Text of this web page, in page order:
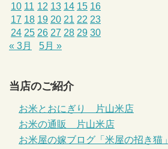
10 11 12 13 14 15 16
17 18 19 20 21 22 23
24 25 26 27 28 29 30
« 3月
5月 »
当店のご紹介
お米とおにぎり 片山米店
お米の通販 片山米店
お米屋の嫁ブログ「米屋の招き猫」